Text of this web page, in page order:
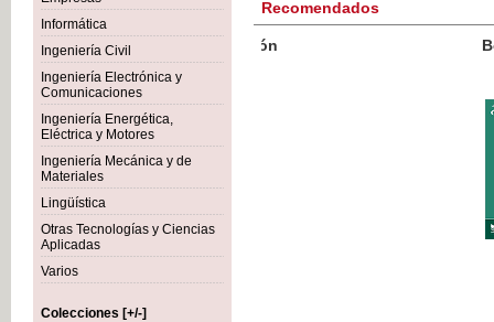
Informática
Ingeniería Civil
Ingeniería Electrónica y
Comunicaciones
Ingeniería Energética,
Eléctrica y Motores
Ingeniería Mecánica y de
Materiales
Lingüística
Otras Tecnologías y Ciencias
Aplicadas
Varios
Colecciones [+/-]
Recomendados
Botánica Agroalimentaria